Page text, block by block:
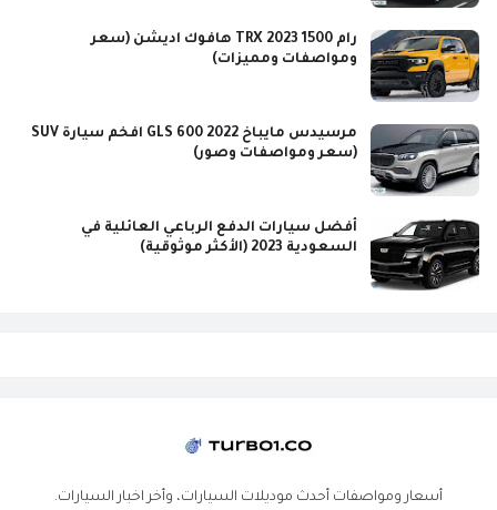
رام 1500 TRX 2023 هافوك اديشن (سعر
ومواصفات ومميزات)
مرسيدس مايباخ GLS 600 2022 افخم سيارة SUV
(سعر ومواصفات وصور)
أفضل سيارات الدفع الرباعي العائلية في
السعودية 2023 (الأكثر موثوقية)
أسعار ومواصفات أحدث موديلات السيارات، وأخر اخبار السيارات.